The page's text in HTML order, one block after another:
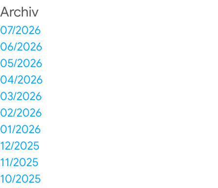
Archiv
07/2026
06/2026
05/2026
04/2026
03/2026
02/2026
01/2026
12/2025
11/2025
10/2025